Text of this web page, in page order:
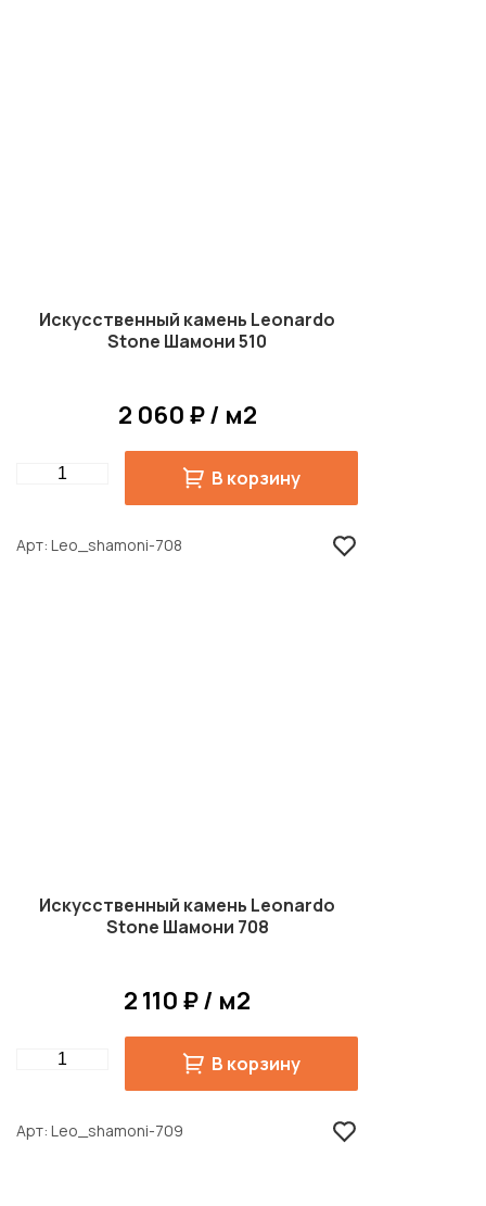
Искусственный камень Leonardo
Stone Шамони 510
2 060 ₽ / м2
Quantity В корзину
Арт Leo_shamoni-708
Искусственный камень Leonardo
Stone Шамони 708
2 110 ₽ / м2
Quantity В корзину
Арт Leo_shamoni-709